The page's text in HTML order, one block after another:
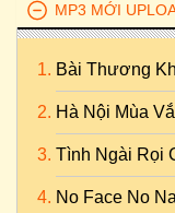
MP3 MỚI
Bài Thương
Hà Nội Mùa
Tình Ngài Rọi
No Face No